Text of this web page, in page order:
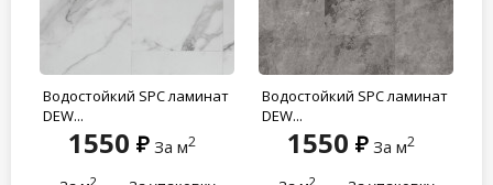
Водостойкий SPC ламинат
DEW...
1550 За м2
2
Водостойкий SPC ламинат
DEW...
1550 За м2
2